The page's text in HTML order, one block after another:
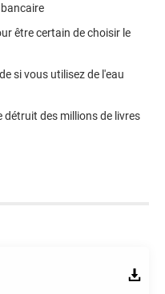
être certain de choisir le
si vous utilisez de l'eau
détruit des millions de livres